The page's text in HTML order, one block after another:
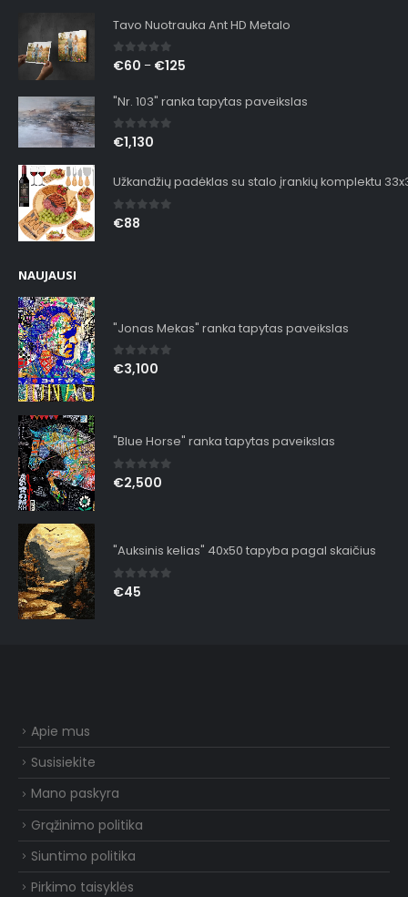
Tavo Nuotrauka Ant HD Metalo
0out of 5
€60 – €125
"Nr. 103" ranka tapytas paveikslas
0out of 5
€1,130
Užkandžių padėklas su stalo įrankių komplektu
0out of 5
€88
NAUJAUSI
"Jonas Mekas" ranka tapytas paveikslas
0out of 5
€3,100
"Blue Horse" ranka tapytas paveikslas
0out of 5
€2,500
"Auksinis kelias" 40x50 tapyba pagal skaičius
0out of 5
€45
Apie mus
Susisiekite
Mano paskyra
Grąžinimo politika
Siuntimo politika
Pirkimo taisyklės